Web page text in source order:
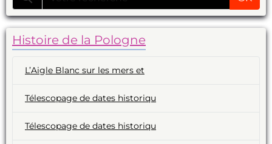
Histoire de la Pologne
L’Aigle Blanc sur les mers et
Télescopage de dates historiqu
Télescopage de dates historiqu